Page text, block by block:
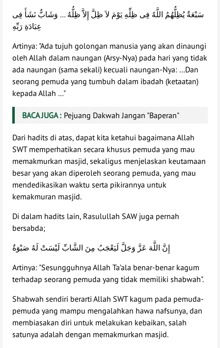
سَبْعَةٌ يُظِلُّهُمُ اللَّهُ فِى ظِلِّهِ يَوْمَ لاَ ظِلَّ إِلاَّ ظِلُّهُ … وَشَابٌّ نَشَأَ فِى
عِبَادَةِ رَبِّهِ
Artinya: "Ada tujuh golongan manusia yang akan dinaungi
oleh Allah dalam naungan (Arsy-Nya) pada hari yang tidak
ada naungan (sama sekali) kecuali naungan-Nya: …Dan
seorang pemuda yang tumbuh dalam ibadah (ketaatan)
kepada Allah …"
BACA JUGA : Pejuang Dakwah Jangan "Baperan"
Dari hadits di atas, dapat kita ketahui bagaimana Allah
SWT memperhatikan secara khusus pemuda yang mau
memakmurkan masjid, sekaligus menjelaskan keutamaan
besar yang akan diperoleh seorang pemuda, yang mau
mendedikasikan waktu serta pikirannya untuk
kemakmuran masjid.
Di dalam hadits lain, Rasulullah SAW juga pernah
bersabda;
إِنَّ اللَّهَ عَزَّ وَجَلَّ لَيَعْجَبُ مِنَ الشَّابِّ لَيْسَتْ لَهُ صَبْوَةٌ
Artinya: "Sesungguhnya Allah Ta’ala benar-benar kagum
terhadap seorang pemuda yang tidak memiliki shabwah".
Shabwah sendiri berarti Allah SWT kagum pada pemuda-
pemuda yang mampu mengalahkan hawa nafsunya, dan
membiasakan diri untuk melakukan kebaikan, salah
satunya adalah dengan memakmurkan masjid.